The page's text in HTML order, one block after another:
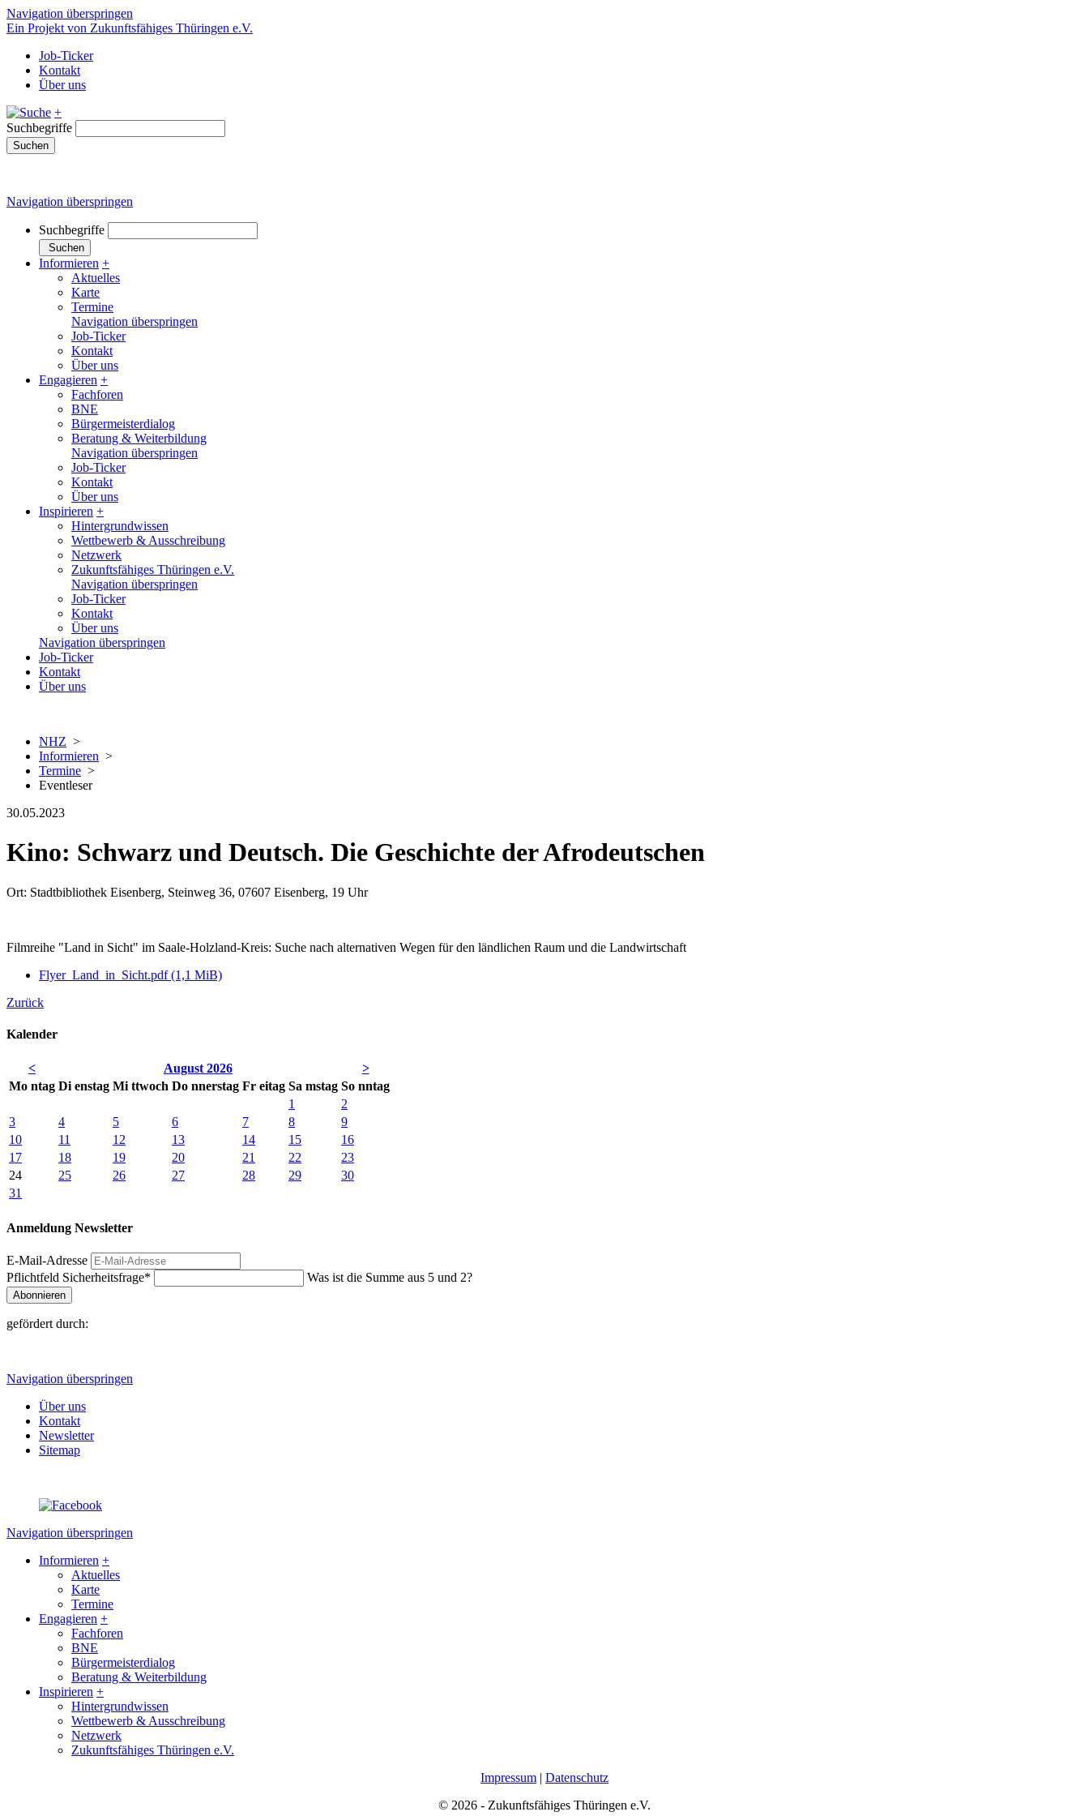
Navigation überspringen
Ein Projekt von Zukunftsfähiges Thüringen e.V.
Job-Ticker
Kontakt
Über uns
+
Suchbegriffe
Suchen
Navigation überspringen
Suchbegriffe
Suchen
Informieren +
Aktuelles
Karte
Termine
Navigation überspringen
Job-Ticker
Kontakt
Über uns
Engagieren +
Fachforen
BNE
Bürgermeisterdialog
Beratung & Weiterbildung
Navigation überspringen
Job-Ticker
Kontakt
Über uns
Inspirieren +
Hintergrundwissen
Wettbewerb & Ausschreibung
Netzwerk
Zukunftsfähiges Thüringen e.V.
Navigation überspringen
Job-Ticker
Kontakt
Über uns
Navigation überspringen
Job-Ticker
Kontakt
Über uns
NHZ >
Informieren >
Termine >
Eventleser
30.05.2023
Kino: Schwarz und Deutsch. Die Geschichte der Afrodeutschen
Ort: Stadtbibliothek Eisenberg, Steinweg 36, 07607 Eisenberg, 19 Uhr
Filmreihe "Land in Sicht" im Saale-Holzland-Kreis: Suche nach alternativen Wegen für den ländlichen Raum und die Landwirtschaft
Flyer_Land_in_Sicht.pdf(1,1 MiB)
Zurück
Kalender
< August 2026
>
Mo ntag Dienstag Mittwoch Do nnerstag Fr eitag Sa mstag So nntag
1
2
3
4 5 6 7 8
9
10
11 12 13 14 15
16
17
18 19 20 21 22
23
24
25 26 27 28 29
30
31
Anmeldung Newsletter
E-Mail-Adresse
Pflichtfeld Sicherheitsfrage* Was ist die Summe aus 5 und 2?
Abonnieren
gefördert durch:
Navigation überspringen
Über uns
Kontakt
Newsletter
Sitemap
Navigation überspringen
Informieren +
Aktuelles
Karte
Termine
Engagieren +
Fachforen
BNE
Bürgermeisterdialog
Beratung & Weiterbildung
Inspirieren +
Hintergrundwissen
Wettbewerb & Ausschreibung
Netzwerk
Zukunftsfähiges Thüringen e.V.
Impressum | Datenschutz
© 2026 - Zukunftsfähiges Thüringen e.V.